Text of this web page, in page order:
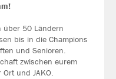
über 50 Ländern
bis in die Champions
und Senioren.
zwischen eurem
und JAKO.